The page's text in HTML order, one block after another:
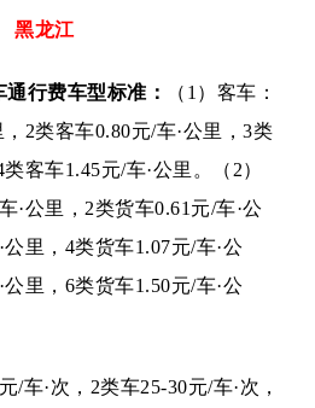
黑龙江
行费车型标准： （ 1）客车：
2类客车0.80元/车·公里，3类
客车1.45元/车·公里。（2）
·公里，2类货车0.61元/车·公
里，4类货车1.07元/车·公
里，6类货车1.50元/车·公
/车·次，2类车25-30元/车·次，